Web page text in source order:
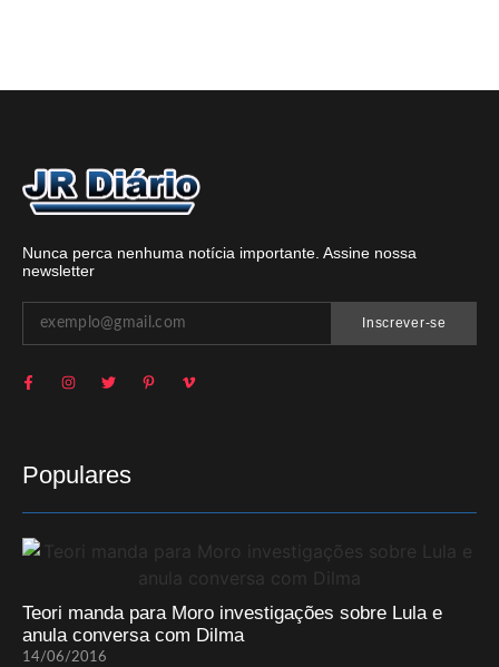
Nunca perca nenhuma notícia importante. Assine nossa
newsletter
Inscrever-se
Populares
Teori manda para Moro investigações sobre Lula e
anula conversa com Dilma
14/06/2016